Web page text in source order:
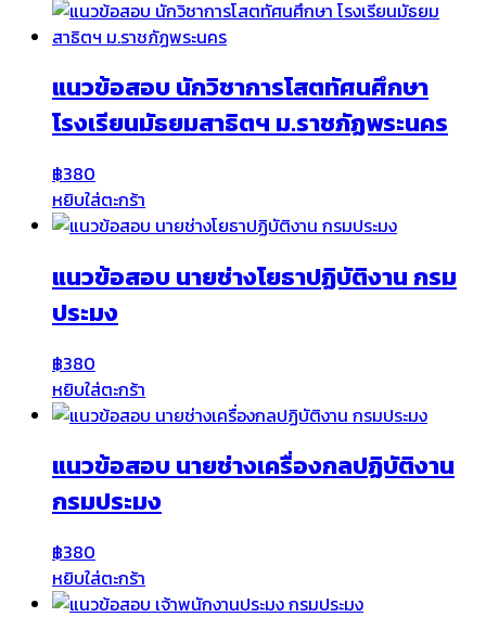
แนวข้อสอบ นักวิชาการโสตทัศนศึกษา
โรงเรียนมัธยมสาธิตฯ ม.ราชภัฏพระนคร
฿380
หยิบใส่ตะกร้า
แนวข้อสอบ นายช่างโยธาปฏิบัติงาน กรม
ประมง
฿380
หยิบใส่ตะกร้า
แนวข้อสอบ นายช่างเครื่องกลปฏิบัติงาน
กรมประมง
฿380
หยิบใส่ตะกร้า